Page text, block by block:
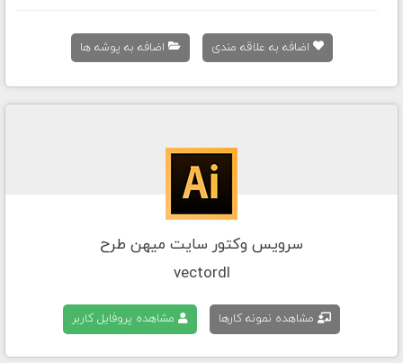
اضافه به علاقه مندی اضافه به پوشه ها
سرویس وکتور سایت میهن طرح
vectordl
مشاهده نمونه کارها مشاهده پروفایل کاربر